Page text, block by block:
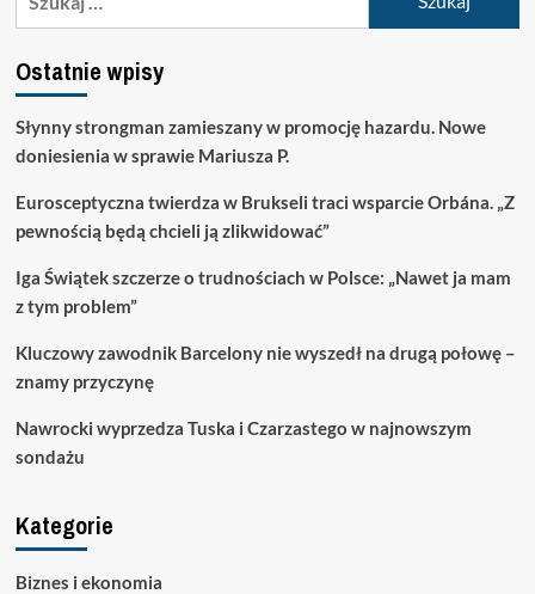
Ostatnie wpisy
Słynny strongman zamieszany w promocję hazardu. Nowe
doniesienia w sprawie Mariusza P.
Eurosceptyczna twierdza w Brukseli traci wsparcie Orbána. „Z
pewnością będą chcieli ją zlikwidować”
Iga Świątek szczerze o trudnościach w Polsce: „Nawet ja mam
z tym problem”
Kluczowy zawodnik Barcelony nie wyszedł na drugą połowę –
znamy przyczynę
Nawrocki wyprzedza Tuska i Czarzastego w najnowszym
sondażu
Kategorie
Biznes i ekonomia